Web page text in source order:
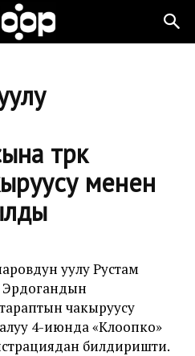
түрк
менен
уулу Рустам
чакыруусу
4-июнда «Клоопко»
билдиришти.